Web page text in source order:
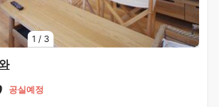
1 / 3
공실예정